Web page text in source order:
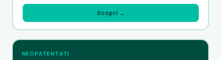
Scopri →
NEOPATENTATI